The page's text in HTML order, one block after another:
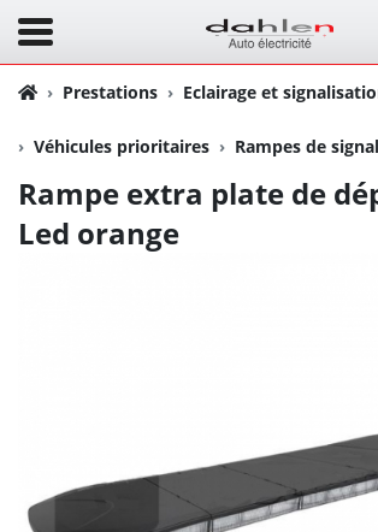
Prestations Eclairage et
Véhicules prioritaires Rampes de
Rampe extra plate de
Led orange